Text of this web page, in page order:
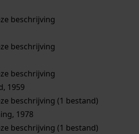
beschrijving
beschrijving
beschrijving
1959
beschrijving (1 bestand)
1978
beschrijving (1 bestand)